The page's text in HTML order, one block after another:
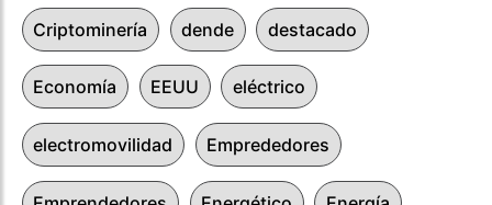
Criptominería dende destacado
Economía EEUU eléctrico
electromovilidad Emprededores